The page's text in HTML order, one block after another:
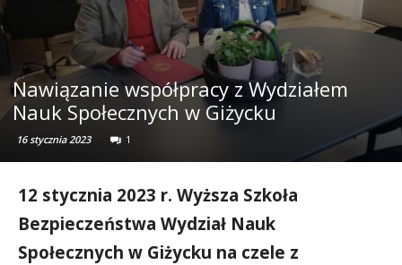
Nawiązanie współpracy z Wydziałem
Nauk Społecznych w Giżycku
16 stycznia 2023 1
12 stycznia 2023 r. Wyższa Szkoła
Bezpieczeństwa Wydział Nauk
Społecznych w Giżycku na czele z